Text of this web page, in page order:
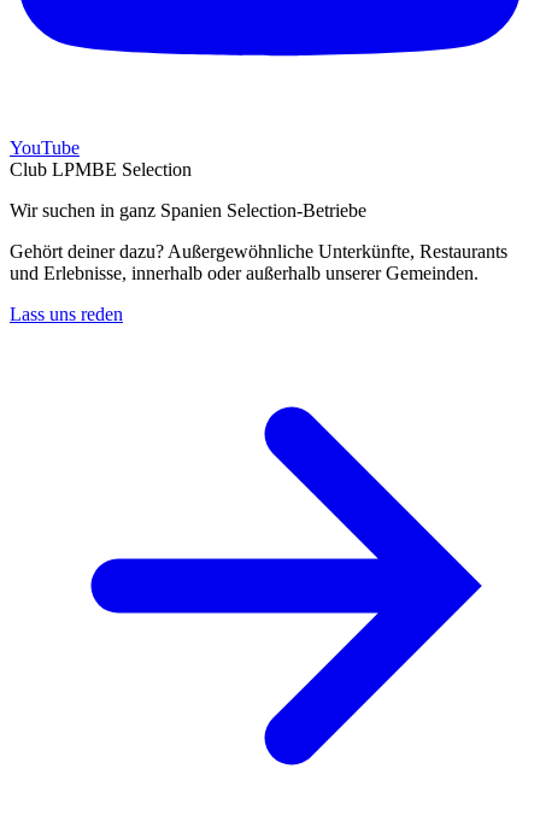
YouTube
Club LPMBE Selection
Wir suchen in ganz Spanien Selection-Betriebe
Gehört deiner dazu? Außergewöhnliche Unterkünfte, Restaurants
und Erlebnisse, innerhalb oder außerhalb unserer Gemeinden.
Lass uns reden